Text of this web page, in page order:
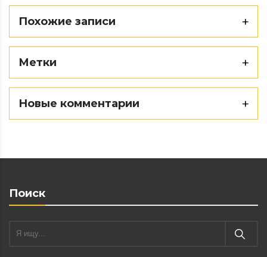
Похожие записи
Метки
Новые комментарии
Поиск